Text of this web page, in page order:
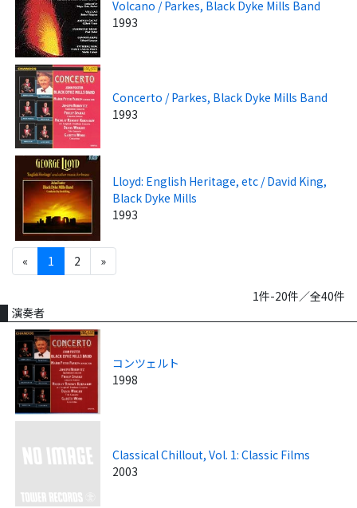
Volcano / Parkes, Black Dyke Mills Band
1993
Concerto / Parkes, Black Dyke Mills Band
1993
Lloyd: English Heritage, etc / David King,
Black Dyke Mills
1993
« 1 2 »
1件-20件／全40件
演奏者
コンツェルト
1998
Classical Chillout, Vol. 1: Classic Films
2003